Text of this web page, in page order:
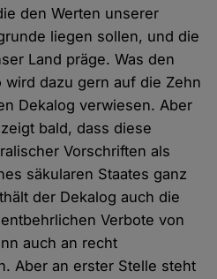
den Werten unserer
liegen sollen, und die
Land präge. Was den
dazu gern auf die Zehn
Dekalog verwiesen. Aber
bald, dass diese
Vorschriften als
säkularen Staates ganz
der Dekalog auch die
Verbote von
auch an recht
Aber an erster Stelle steht